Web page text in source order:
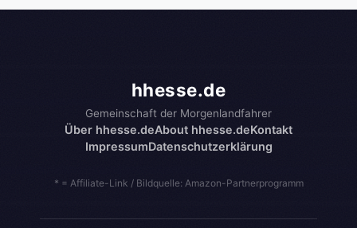
hhesse.de
Gemeinschaft der Morgenlandfahrer
Über hhesse.deAbout hhesse.deKontakt
ImpressumDatenschutzerklärung
* = Affiliate-Link / Bildquelle: Amazon-Partnerprogramm